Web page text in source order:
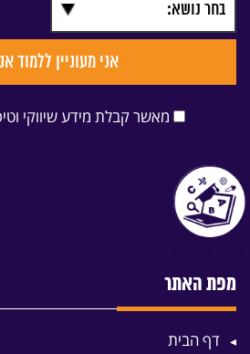
מאשר קבלת מידע שיווקי
מפת האתר
דף הבית